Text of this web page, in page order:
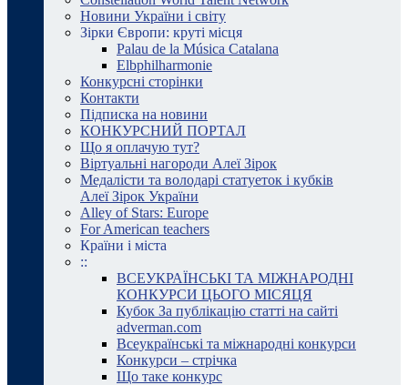
Новини України і світу
Зірки Європи: круті місця
Palau de la Música Catalana
Elbphilharmonie
Конкурсні сторінки
Контакти
Підписка на новини
КОНКУРСНИЙ ПОРТАЛ
Що я оплачую тут?
Віртуальні нагороди Алеї Зірок
Медалісти та володарі статуеток і кубків
Алеї Зірок України
Alley of Stars: Europe
For American teachers
Країни і міста
::
ВСЕУКРАЇНСЬКІ ТА МІЖНАРОДНІ
КОНКУРСИ ЦЬОГО МІСЯЦЯ
Кубок За публікацію статті на сайті
adverman.com
Всеукраїнські та міжнародні конкурси
Конкурси – стрічка
Що таке конкурс